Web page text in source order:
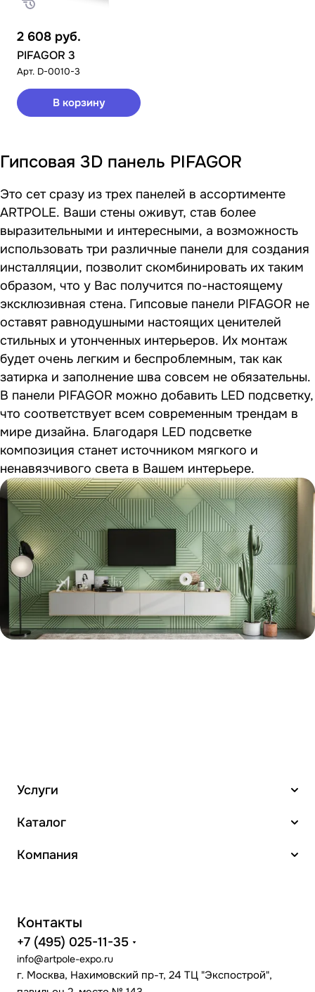
2 608 руб.
PIFAGOR 3
Арт. D-0010-3
В корзину
Гипсовая 3D панель PIFAGOR
Это сет сразу из трех панелей в ассортименте
ARTPOLE. Ваши стены оживут, став более
выразительными и интересными, а возможность
использовать три различные панели для создания
инсталляции, позволит скомбинировать их таким
образом, что у Вас получится по-настоящему
эксклюзивная стена. Гипсовые панели PIFAGOR не
оставят равнодушными настоящих ценителей
стильных и утонченных интерьеров. Их монтаж
будет очень легким и беспроблемным, так как
затирка и заполнение шва совсем не обязательны.
В панели PIFAGOR можно добавить LED подсветку,
что соответствует всем современным трендам в
мире дизайна. Благодаря LED подсветке
композиция станет источником мягкого и
ненавязчивого света в Вашем интерьере.
Услуги
Каталог
Компания
Контакты
+7 (495) 025-11-35
info@artpole-expo.ru
г. Москва, Нахимовский пр-т, 24 ТЦ "Экспострой",